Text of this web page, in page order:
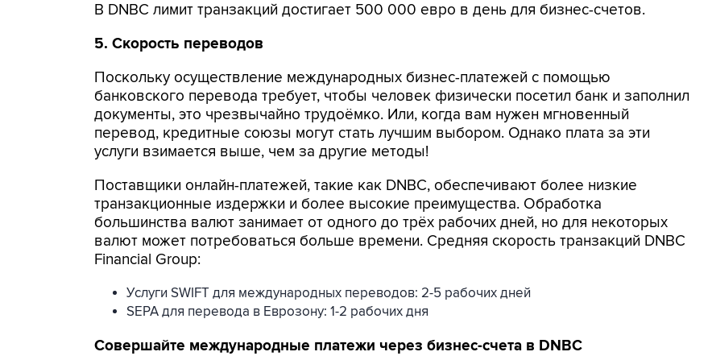
В DNBC лимит транзакций достигает 500 000 евро в день для бизнес-счетов.
5. Скорость переводов
Поскольку осуществление международных бизнес-платежей с помощью
банковского перевода требует, чтобы человек физически посетил банк и заполнил
документы, это чрезвычайно трудоёмко. Или, когда вам нужен мгновенный
перевод, кредитные союзы могут стать лучшим выбором. Однако плата за эти
услуги взимается выше, чем за другие методы!
Поставщики онлайн-платежей, такие как DNBC, обеспечивают более низкие
транзакционные издержки и более высокие преимущества. Обработка
большинства валют занимает от одного до трёх рабочих дней, но для некоторых
валют может потребоваться больше времени. Средняя скорость транзакций DNBC
Financial Group:
Услуги SWIFT для международных переводов: 2-5 рабочих дней
SEPA для перевода в Еврозону: 1-2 рабочих дня
Совершайте международные платежи через бизнес-счета в DNBC